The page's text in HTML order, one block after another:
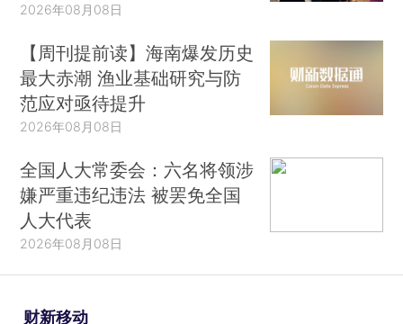
2026年08月08日
【周刊提前读】海南爆发历史
最大赤潮 渔业基础研究与防
范应对亟待提升
2026年08月08日
全国人大常委会：六名将领涉
嫌严重违纪违法 被罢免全国
人大代表
2026年08月08日
财新移动